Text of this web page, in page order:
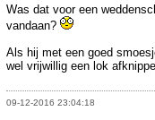
Was dat voor een
vandaan?
Als hij met een goed
wel vrijwillig een lok
09-12-2016 23:04:18